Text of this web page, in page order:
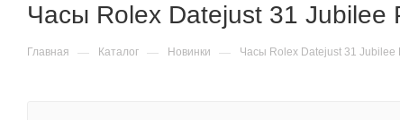
Часы Rolex Datejust 31 Jubilee
Главная — Каталог — Новинки — Часы Rolex Datejust 31 Jubilee